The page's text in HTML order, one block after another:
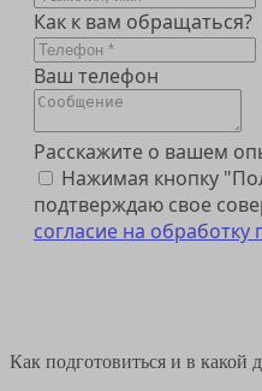
Как к вам обращаться?
Ваш телефон
Расскажите о вашем
Нажимая кнопку
подтверждаю свое
согласие на
Как подготовиться и в какой